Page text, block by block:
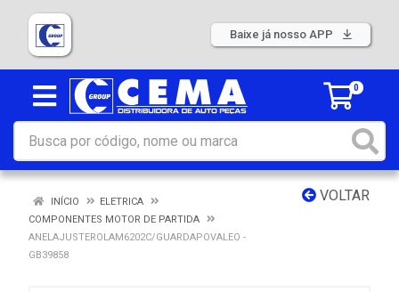
Baixe já nosso APP
0
VOLTAR
INÍCIO
ELETRICA
COMPONENTES MOTOR DE PARTIDA
ANELAJUSTEROLAM6202C/GUARDAPOVALEO -
GB39858